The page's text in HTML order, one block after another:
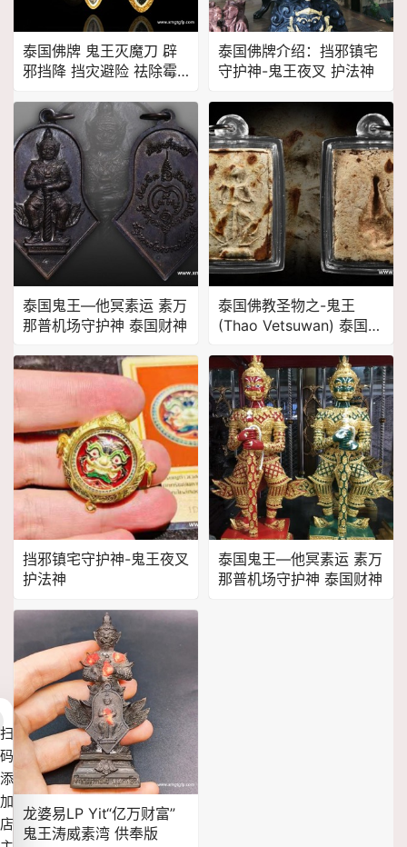
泰国佛牌 鬼王灭魔刀 辟
邪挡降 挡灾避险 祛除霉
泰国佛牌介绍：挡邪镇宅
守护神-鬼王夜叉 护法神
泰国鬼王—他冥素运 素万
那普机场守护神 泰国财神
泰国佛教圣物之-鬼王
(Thao Vetsuwan) 泰国护
挡邪镇宅守护神-鬼王夜叉
护法神
泰国鬼王—他冥素运 素万
那普机场守护神 泰国财神
龙婆易LP Yit“亿万财富”
鬼王涛威素湾 供奉版
扫
码
添
加
店